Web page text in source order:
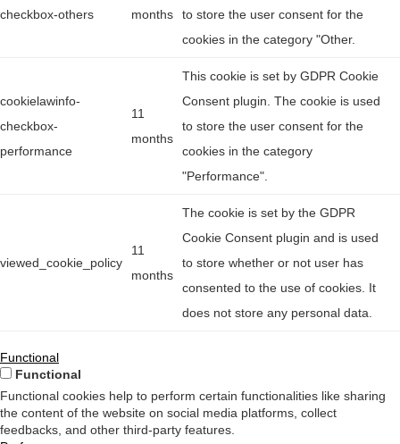
checkbox-others
months
to store the user consent for the
cookies in the category "Other.
cookielawinfo-
checkbox-
performance
11
months
This cookie is set by GDPR Cookie
Consent plugin. The cookie is used
to store the user consent for the
cookies in the category
"Performance".
viewed_cookie_policy
11
months
The cookie is set by the GDPR
Cookie Consent plugin and is used
to store whether or not user has
consented to the use of cookies. It
does not store any personal data.
Functional
Functional
Functional cookies help to perform certain functionalities like sharing
the content of the website on social media platforms, collect
feedbacks, and other third-party features.